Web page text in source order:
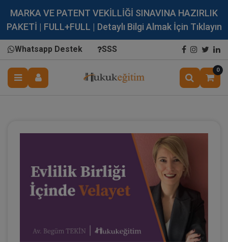
MARKA VE PATENT VEKİLLİĞİ SINAVINA HAZIRLIK
PAKETİ | FULL+FULL | Detaylı Bilgi Almak İçin Tıklayın
Whatsapp Destek SSS
0